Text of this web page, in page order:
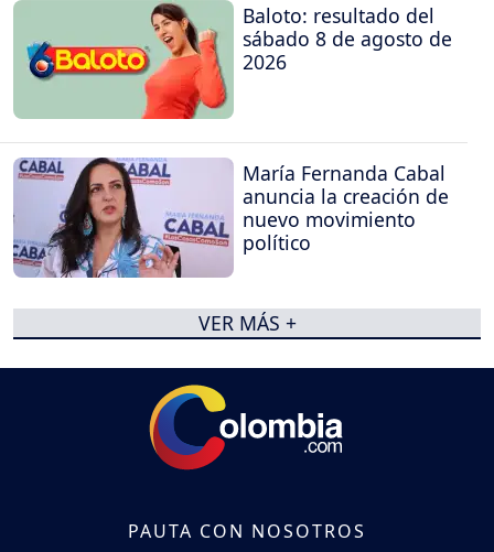
Baloto: resultado del
sábado 8 de agosto de
2026
María Fernanda Cabal
anuncia la creación de
nuevo movimiento
político
VER MÁS +
PAUTA CON NOSOTROS